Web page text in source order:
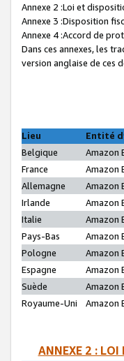
Annexe 2 :Loi et
Annexe 3 :Disposition
Annexe 4 :Accord de
Dans ces annexes, les
version anglaise de ces
Lieu
Entité
Belgique
Amazon
France
Amazon
Allemagne
Amazon
Irlande
Amazon
Italie
Amazon
Pays-Bas
Amazon
Pologne
Amazon
Espagne
Amazon
Suède
Amazon
Royaume-Uni
Amazon
ANNEXE 2 : LOI